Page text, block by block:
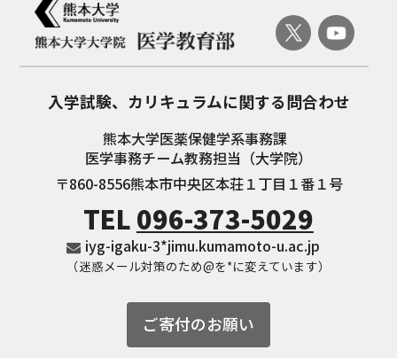
入学試験、 カリキュラムに関する問合わせ
熊本大学医薬保健学系事務課
医学事務チーム教務担当（大学院）
〒860-8556熊本市中央区本荘１丁目１番１号
TEL096-373-5029
iyg-igaku-3*jimu.kumamoto-u.ac.jp
（迷惑メール対策のため@を*に変えています）
ご寄付のお願い